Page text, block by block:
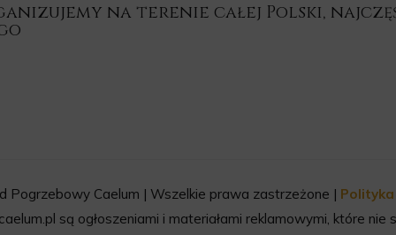
na terenie całej Polski,
Pogrzebowy Caelum | Wszelkie prawa zastrzeżone |
są ogłoszeniami i materiałami reklamowymi, które